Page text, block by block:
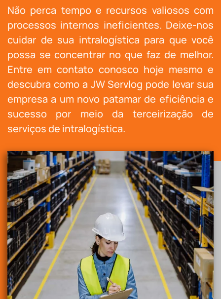
Não perca tempo e recursos valiosos com
processos internos ineficientes. Deixe-nos
cuidar de sua intralogística para que você
possa se concentrar no que faz de melhor.
Entre em contato conosco hoje mesmo e
descubra como a JW Servlog pode levar sua
empresa a um novo patamar de eficiência e
sucesso por meio da terceirização de
serviços de intralogística.